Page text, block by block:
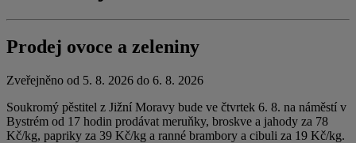
Prodej ovoce a zeleniny
Zveřejněno od 5. 8. 2026 do 6. 8. 2026
Soukromý pěstitel z Jižní Moravy bude ve čtvrtek 6. 8. na náměstí v
Bystrém od 17 hodin prodávat meruňky, broskve a jahody za 78
Kč/kg, papriky za 39 Kč/kg a ranné brambory a cibuli za 19 Kč/kg.